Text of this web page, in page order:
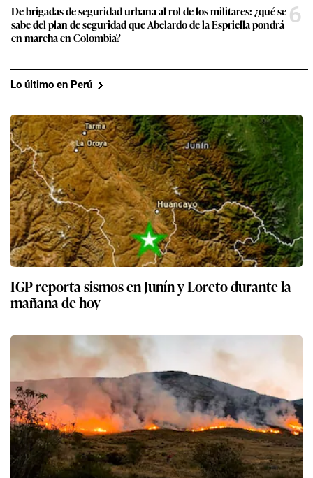
De brigadas de seguridad urbana al rol de los militares: ¿qué se
sabe del plan de seguridad que Abelardo de la Espriella pondrá
en marcha en Colombia?
6
Lo último en Perú
IGP reporta sismos en Junín y Loreto durante la
mañana de hoy